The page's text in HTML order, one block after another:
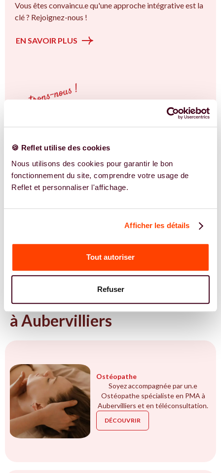
🍪 Reflet utilise des cookies
Nous utilisons des cookies pour garantir le bon
fonctionnement du site, comprendre votre usage de
Reflet et personnaliser l'affichage.
Afficher les détails
Tout autoriser
Refuser
Vous êtes convaincu.e qu'une approche intégrative est la
clé ? Rejoignez-nous !
EN SAVOIR PLUS
Tous les spécialistes en PMA
à Aubervilliers
Ostéopathe
Soyez accompagnée par un.e
Ostéopathe spécialiste en PMA à
Aubervilliers et en téléconsultation.
DÉCOUVRIR